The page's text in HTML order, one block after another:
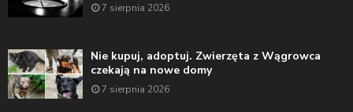
7 sierpnia 2026
Nie kupuj, adoptuj. Zwierzęta z Wągrowca
czekają na nowe domy
7 sierpnia 2026